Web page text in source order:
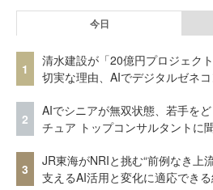
今日
1
清水建設が「20億円プロジェク
切実な理由、AIでデジタルゼネ
2
AIでシニアが無双状態、若手を
チュア トップコンサルタントに
3
JR東海がNRIと挑む“前例なき
支えるAI活用と変化に適応でき